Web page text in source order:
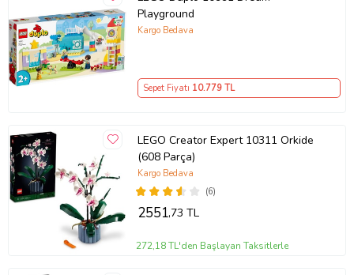
Playground
Kargo Bedava
Sepet Fiyatı 10.779TL
LEGO Creator Expert 10311 Orkide
(608 Parça)
(6)
Kargo Bedava
2551,73 TL
272,18 TL'den Başlayan Taksitlerle